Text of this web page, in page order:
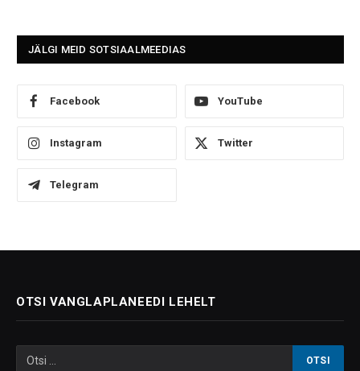
JÄLGI MEID SOTSIAALMEEDIAS
Facebook YouTube
Instagram Twitter
Telegram
OTSI VANGLAPLANEEDI LEHELT